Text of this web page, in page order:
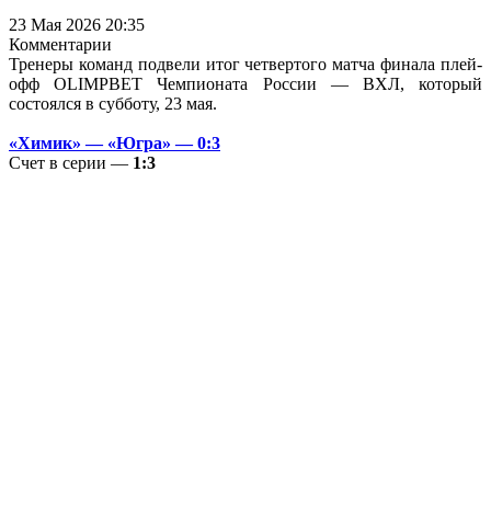
23 Мая 2026 20:35
Комментарии
Тренеры команд подвели итог четвертого матча финала плей-
офф OLIMPBET Чемпионата России — ВХЛ, который
состоялся в субботу, 23 мая.
«Химик» — «Югра» — 0:3
Счет в серии — 1:3